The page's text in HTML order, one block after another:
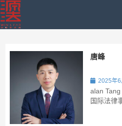
唐峰
2025年6
alan
国际法律